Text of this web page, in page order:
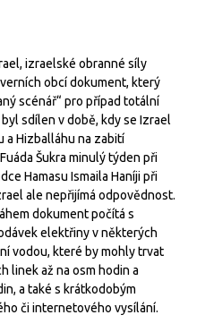
izraelské obranné síly
obcí dokument, který
scénář“ pro případ totální
sdílen v době, kdy se Izrael
a Hizballáhu na zabití
Šukra minulý týden při
Hamasu Ismaila Haníji při
ale nepřijímá odpovědnost.
dokument počítá s
elektřiny v některých
vodou, které by mohly trvat
linek až na osm hodin a
a také s krátkodobým
či internetového vysílání.